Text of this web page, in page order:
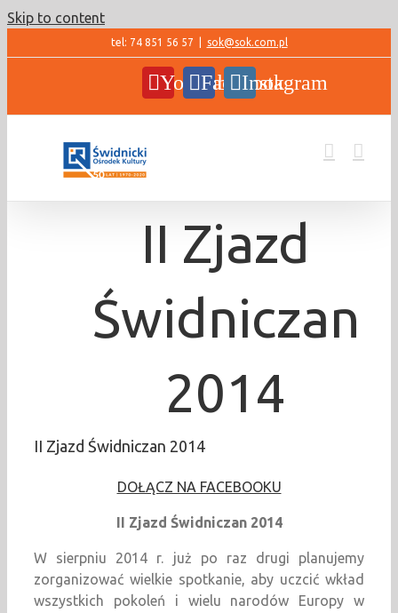
Skip to content
tel: 74 851 56 57 sok@sok.com.pl
YouTubeFacebookInstagram
II Zjazd
Świdniczan
2014
II Zjazd Świdniczan 2014
DOŁĄCZ NA FACEBOOKU
II Zjazd Świdniczan 2014
W sierpniu 2014 r. już po raz drugi planujemy
zorganizować wielkie spotkanie, aby uczcić wkład
wszystkich pokoleń i wielu narodów Europy w